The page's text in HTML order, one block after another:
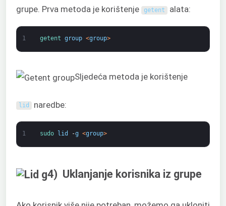
grupe. Prva metoda je korištenje
getent alata:
1 getent group <group>
Sljedeća metoda je korištenje
lid naredbe:
1 sudo lid -g <group>
4) Uklanjanje korisnika iz grupe